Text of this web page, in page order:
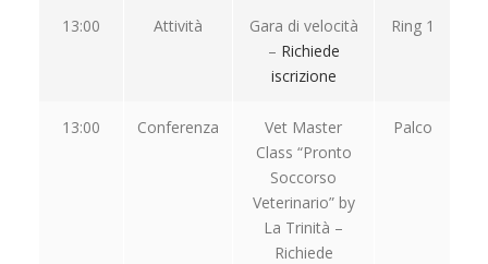
13:00 Attività
Gara di velocità
– Richiede
iscrizione
Ring 1
13:00 Conferenza
Vet Master
Class “Pronto
Soccorso
Veterinario” by
La Trinità –
Richiede
Palco